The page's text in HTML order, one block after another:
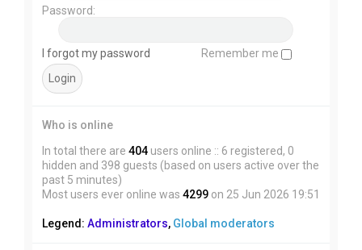
Password:
I forgot my password Remember me
Who is online
In total there are 404 users online :: 6 registered, 0
hidden and 398 guests (based on users active over the
past 5 minutes)
Most users ever online was 4299 on 25 Jun 2026 19:51
Legend: Administrators, Global moderators